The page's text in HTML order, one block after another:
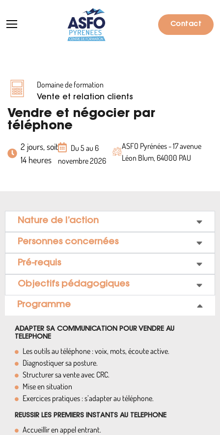
Contact
Formations
Particuliers
Entreprises
Qui sommes-nous ?
Notre catalogue
Domaine de formation
Vente et relation clients
Vendre et négocier par
téléphone
2 jours, soit
14 heures
Du 5 au 6
novembre 2026
ASFO Pyrénées - 17 avenue
Léon Blum, 64000 PAU
Nature de l’action
Personnes concernées
Pré-requis
Objectifs pédagogiques
Programme
ADAPTER SA COMMUNICATION POUR VENDRE AU
TELEPHONE
Les outils au téléphone : voix, mots, écoute active.
Diagnostiquer sa posture.
Structurer sa vente avec CRC.
Mise en situation
Exercices pratiques : s’adapter au téléphone.
REUSSIR LES PREMIERS INSTANTS AU TELEPHONE
Accueillir en appel entrant.